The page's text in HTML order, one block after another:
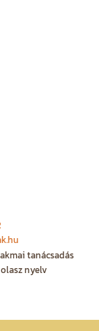
tanácsadás
nyelv